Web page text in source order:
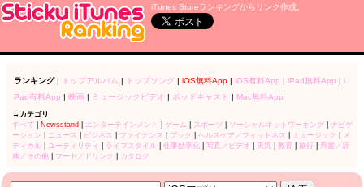
iTunes Storeランキングからリンク作成。
ランキング| トップアルバム | トップソング| iOS無料App| iOS有料App | iPad無料App | i
Pad有料App | 映画| ミュージックビデオ | ポッドキャスト | Mac無料App
→カテゴリ
すべて
Newsstand エンターテインメント ゲーム スポーツ ソーシャルネットワーキング| ナビゲ
ーション
ニュース ビジネス ファイナンス ブック ヘルスケア／フィットネス ミュージック
メ
ディカル| ユーティリティ ライフスタイル| 仕事効率化 写真／ビデオ 天気| 教育| 旅行| 辞書／辞
典／その他
フード／ドリンク カタログ